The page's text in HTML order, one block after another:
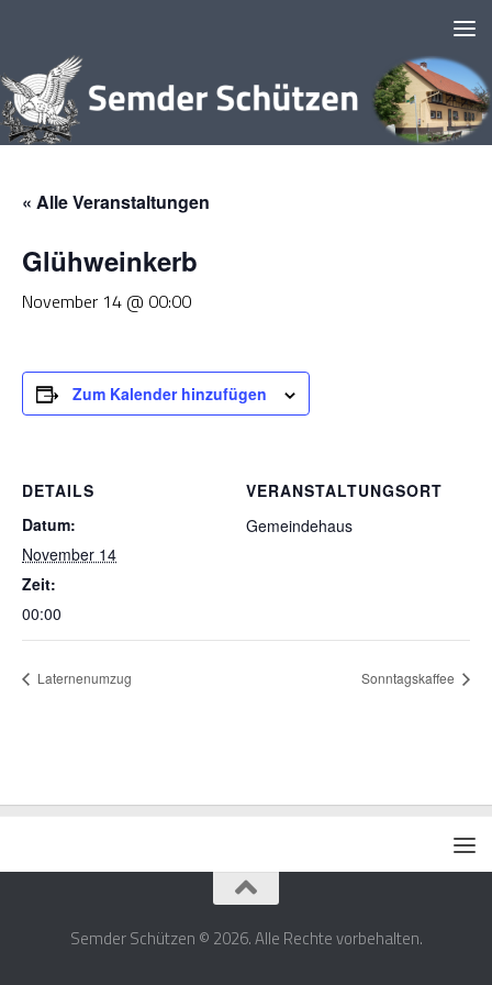
« Alle Veranstaltungen
Glühweinkerb
November 14 @ 00:00
Zum Kalender hinzufügen
DETAILS
Datum:
November 14
Zeit:
00:00
VERANSTALTUNGSORT
Gemeindehaus
Laternenumzug Sonntagskaffee
Semder Schützen © 2026. Alle Rechte vorbehalten.